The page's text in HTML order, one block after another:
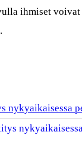
ihmiset voivat
nykyaikaisessa